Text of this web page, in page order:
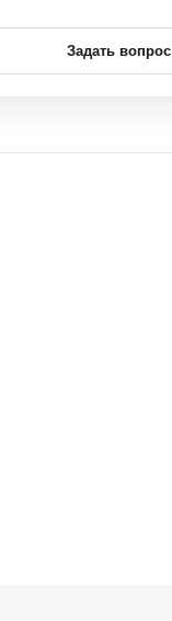
Задать вопрос